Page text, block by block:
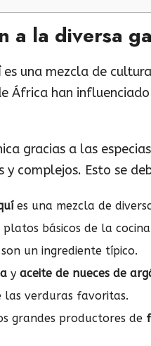
a la diversa
es una mezcla de
África han
gracias a las
y complejos. Esto se
es una mezcla de
platos básicos de la
son un ingrediente típico.
yaceite de nueces de
las verduras favoritas.
grandes productores de